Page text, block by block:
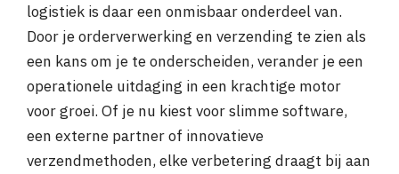
logistiek is daar een onmisbaar onderdeel van.
Door je orderverwerking en verzending te zien als
een kans om je te onderscheiden, verander je een
operationele uitdaging in een krachtige motor
voor groei. Of je nu kiest voor slimme software,
een externe partner of innovatieve
verzendmethoden, elke verbetering draagt bij aan